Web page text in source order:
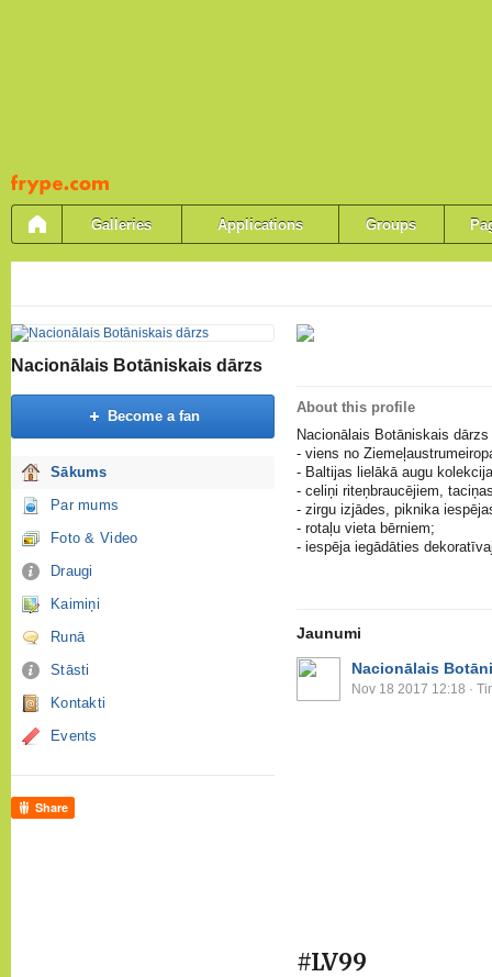
Pāriet
uz
saturu
Galleries Applications Groups
Nacionālais Botāniskais dārzs
Become a fan
Sākums
Par mums
Foto & Video
Draugi
Kaimiņi
Runā
Stāsti
Kontakti
Events
Share
About this profile
Nacionālais Botāniskais
- viens no
- Baltijas lielākā augu
- celiņi riteņbraucējiem,
- zirgu izjādes, piknika
- rotaļu vieta bērniem;
- iespēja iegādāties
Jaunumi
Nacionālais
Nov 18 2017 12:18 ·
#LV99